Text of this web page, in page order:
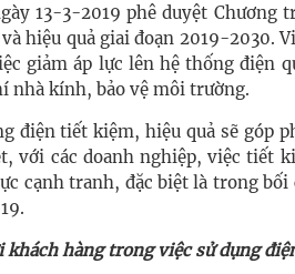
13-3-2019 phê duyệt Chương
hiệu quả giai đoạn 2019-2030.
giảm áp lực lên hệ thống điện
nhà kính, bảo vệ môi trường.
điện tiết kiệm, hiệu quả sẽ góp
với các doanh nghiệp, việc tiết
cạnh tranh, đặc biệt là trong
hàng trong việc sử dụng